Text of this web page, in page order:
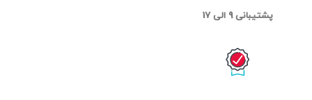
پشتیبانی 9 الی 17